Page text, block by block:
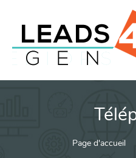
Page d'accueil